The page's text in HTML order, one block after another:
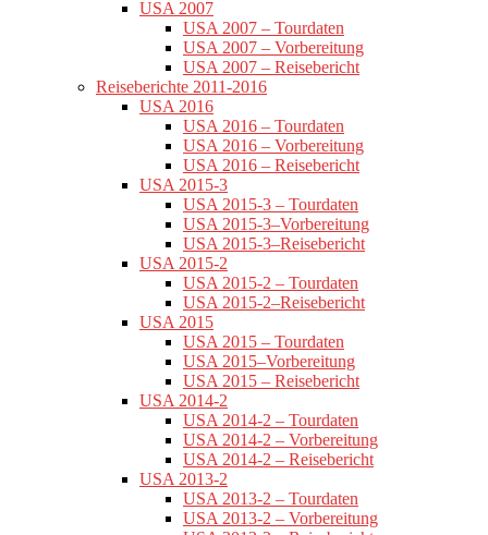
USA 2007
USA 2007 – Tourdaten
USA 2007 – Vorbereitung
USA 2007 – Reisebericht
Reiseberichte 2011-2016
USA 2016
USA 2016 – Tourdaten
USA 2016 – Vorbereitung
USA 2016 – Reisebericht
USA 2015-3
USA 2015-3 – Tourdaten
USA 2015-3–Vorbereitung
USA 2015-3–Reisebericht
USA 2015-2
USA 2015-2 – Tourdaten
USA 2015-2–Reisebericht
USA 2015
USA 2015 – Tourdaten
USA 2015–Vorbereitung
USA 2015 – Reisebericht
USA 2014-2
USA 2014-2 – Tourdaten
USA 2014-2 – Vorbereitung
USA 2014-2 – Reisebericht
USA 2013-2
USA 2013-2 – Tourdaten
USA 2013-2 – Vorbereitung